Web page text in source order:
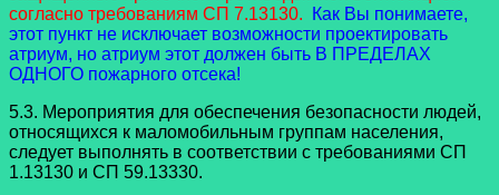
согласно требованиям СП 7.13130.
Как Вы понимаете,
этот пункт не исключает возможности проектировать
атриум, но атриум этот должен быть В ПРЕДЕЛАХ
ОДНОГО пожарного отсека!
5.3. Мероприятия для обеспечения безопасности людей,
относящихся к маломобильным группам населения,
следует выполнять в соответствии с требованиями СП
1.13130 и СП 59.13330.